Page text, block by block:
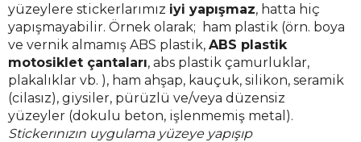
yüzeylere stickerlarımız iyi yapışmaz, hatta hiç
yapışmayabilir. Örnek olarak; ham plastik (örn. boya
ve vernik almamış ABS plastik, ABS plastik
motosiklet çantaları, abs plastik çamurluklar,
plakalıklar vb. ), ham ahşap, kauçuk, silikon, seramik
(cilasız), giysiler, pürüzlü ve/veya düzensiz
yüzeyler (dokulu beton, işlenmemiş metal).
Stickerınızın uygulama yüzeye yapışıp